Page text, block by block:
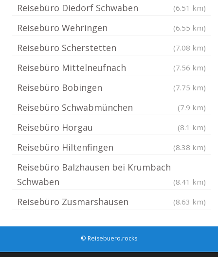
Reisebüro Diedorf Schwaben (6.51 km)
Reisebüro Wehringen (6.55 km)
Reisebüro Scherstetten (7.08 km)
Reisebüro Mittelneufnach (7.56 km)
Reisebüro Bobingen (7.75 km)
Reisebüro Schwabmünchen (7.9 km)
Reisebüro Horgau (8.1 km)
Reisebüro Hiltenfingen (8.38 km)
Reisebüro Balzhausen bei Krumbach
Schwaben
(8.41 km)
Reisebüro Zusmarshausen (8.63 km)
© Reisebuero.rocks